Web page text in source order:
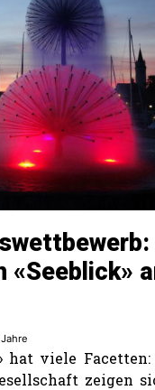
«Seeblick»
hat viele
zeigen